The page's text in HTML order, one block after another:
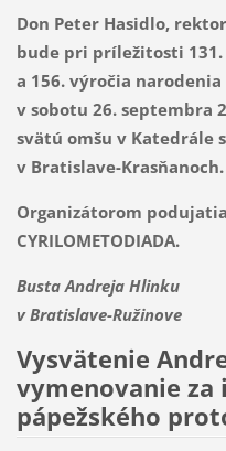
Don Peter Hasidlo,
bude pri príležitosti
a 156. výročia
v sobotu 26. septembra
svätú omšu v Katedrále
v Bratislave-Krasňanoch.
Organizátorom
CYRILOMETODIADA.
Busta Andreja Hlinku
v Bratislave-Ružinove
Vysvätenie
vymenovanie za
pápežského